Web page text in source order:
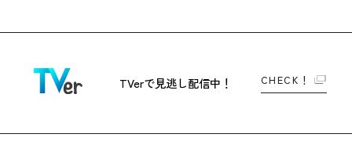
TVerで見逃し配信中！ CHECK！